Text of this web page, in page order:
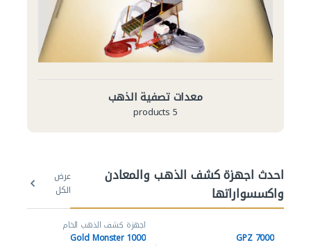
معدات تصفية الذهب
5 products
احدث اجهزة كشف الذهب والمعادن
واكسسواراتها
عرض
الكل
GPZ 7000
اجهزة كشف الذهب الخام
Gold Monster 1000